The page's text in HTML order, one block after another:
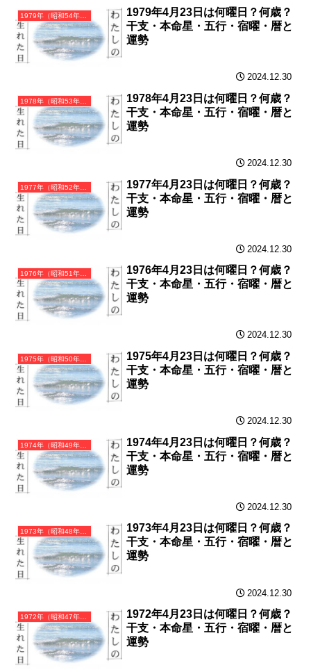
1979年（昭和54年）己未（つちのとひつじ）・未年（ひつじ年）カレンダー（月曜はじまり）
1979年4月23日は何曜日？何歳？
干支・本命星・五行・宿曜・暦と
運勢
2024.12.30
1978年（昭和53年）戊午（つちのえうま）・午年（うま年）カレンダー（月曜はじまり）
1978年4月23日は何曜日？何歳？
干支・本命星・五行・宿曜・暦と
運勢
2024.12.30
1977年（昭和52年）丁巳（ひのとみ）・巳年（へび年）カレンダー（月曜はじまり）
1977年4月23日は何曜日？何歳？
干支・本命星・五行・宿曜・暦と
運勢
2024.12.30
1976年（昭和51年）丙辰（ひのえたつ）・辰年（たつ年）カレンダー（月曜はじまり）
1976年4月23日は何曜日？何歳？
干支・本命星・五行・宿曜・暦と
運勢
2024.12.30
1975年（昭和50年）乙卯（きのとう）・卯年（うさぎ年）カレンダー（月曜はじまり）
1975年4月23日は何曜日？何歳？
干支・本命星・五行・宿曜・暦と
運勢
2024.12.30
1974年（昭和49年）甲寅（きのえとら）・寅年（とら年）カレンダー（月曜はじまり）
1974年4月23日は何曜日？何歳？
干支・本命星・五行・宿曜・暦と
運勢
2024.12.30
1973年（昭和48年）癸丑（みずのとうし）・丑年（うし年）カレンダー（月曜はじまり）
1973年4月23日は何曜日？何歳？
干支・本命星・五行・宿曜・暦と
運勢
2024.12.30
1972年（昭和47年）壬子（みずのえね）・子年（ねずみ年）カレンダー（月曜はじまり）
1972年4月23日は何曜日？何歳？
干支・本命星・五行・宿曜・暦と
運勢